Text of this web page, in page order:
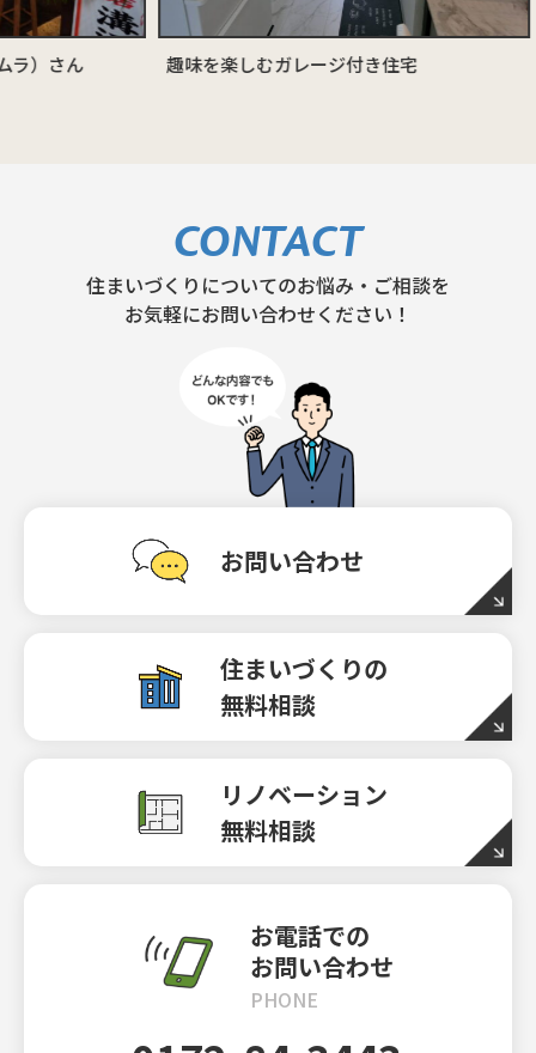
趣味を楽しむガレージ付き住宅
CONTACT
住まいづくりについてのお悩み・ご相談を
お気軽にお問い合わせください！
お問い合わせ
住まいづくりの
無料相談
リノベーション
無料相談
お電話での
お問い合わせ
PHONE